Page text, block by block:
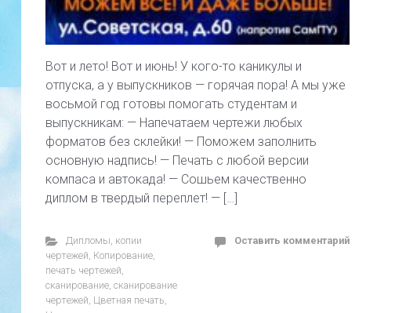
Вот и лето! Вот и июнь! У кого-то каникулы и
отпуска, а у выпускников — горячая пора! А мы уже
восьмой год готовы помогать студентам и
выпускникам: — Напечатаем чертежи любых
форматов без склейки! — Поможем заполнить
основную надпись! — Печать с любой версии
компаса и автокада! — Сошьем качественно
диплом в твердый переплет! — […]
Дипломы копии
чертежей Копирование
печать чертежей
сканирование сканирование
чертежей Цветная печать
Оставить комментарий